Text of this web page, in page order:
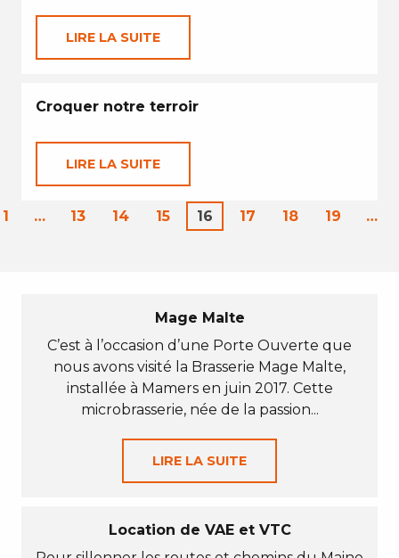
LIRE LA SUITE
Croquer notre terroir
LIRE LA SUITE
1 … 13 14 15 16 17 18 19 …
Mage Malte
C’est à l’occasion d’une Porte Ouverte que
nous avons visité la Brasserie Mage Malte,
installée à Mamers en juin 2017. Cette
microbrasserie, née de la passion...
LIRE LA SUITE
Location de VAE et VTC